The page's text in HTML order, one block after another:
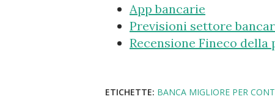
App bancarie
Previsioni settore
Recensione Fineco
ETICHETTE: BANCA MIGLIORE PER